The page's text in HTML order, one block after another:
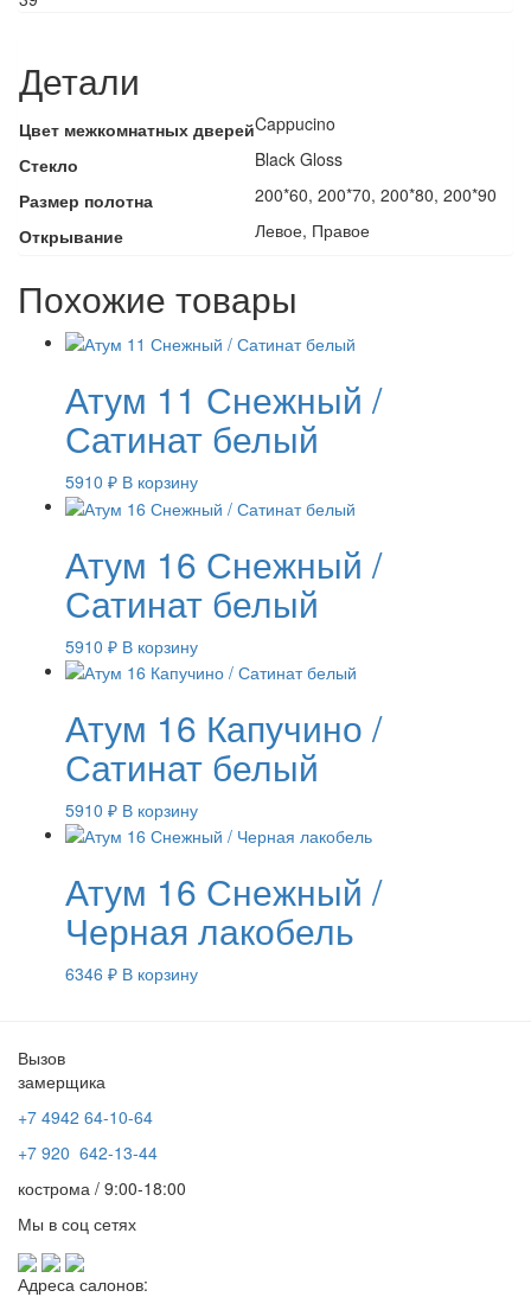
Детали
Цвет межкомнатных дверейCappucino
Стекло
Black Gloss
Размер полотна
200*60, 200*70, 200*80, 200*90
Открывание
Левое, Правое
Похожие товары
Атум 11 Снежный /
Сатинат белый
5910 ₽ В корзину
Атум 16 Снежный /
Сатинат белый
5910 ₽ В корзину
Атум 16 Капучино /
Сатинат белый
5910 ₽ В корзину
Атум 16 Снежный /
Черная лакобель
6346 ₽ В корзину
Вызов
замерщика
+7 4942 64-10-64
+7 920 642-13-44
кострома / 9:00-18:00
Мы в соц сетях
Адреса салонов: